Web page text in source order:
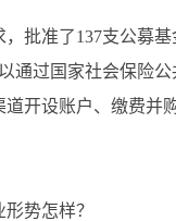
批准了137支公募基
通过国家社会保险
开设账户、缴费并
势怎样？